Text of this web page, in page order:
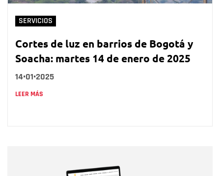
SERVICIOS
Cortes de luz en barrios de Bogotá y
Soacha: martes 14 de enero de 2025
14•01•2025
LEER MÁS